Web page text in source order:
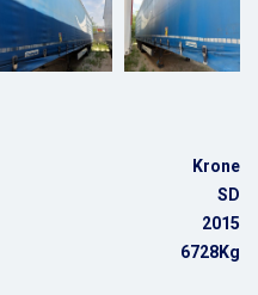
Krone
SD
2015
6728Kg